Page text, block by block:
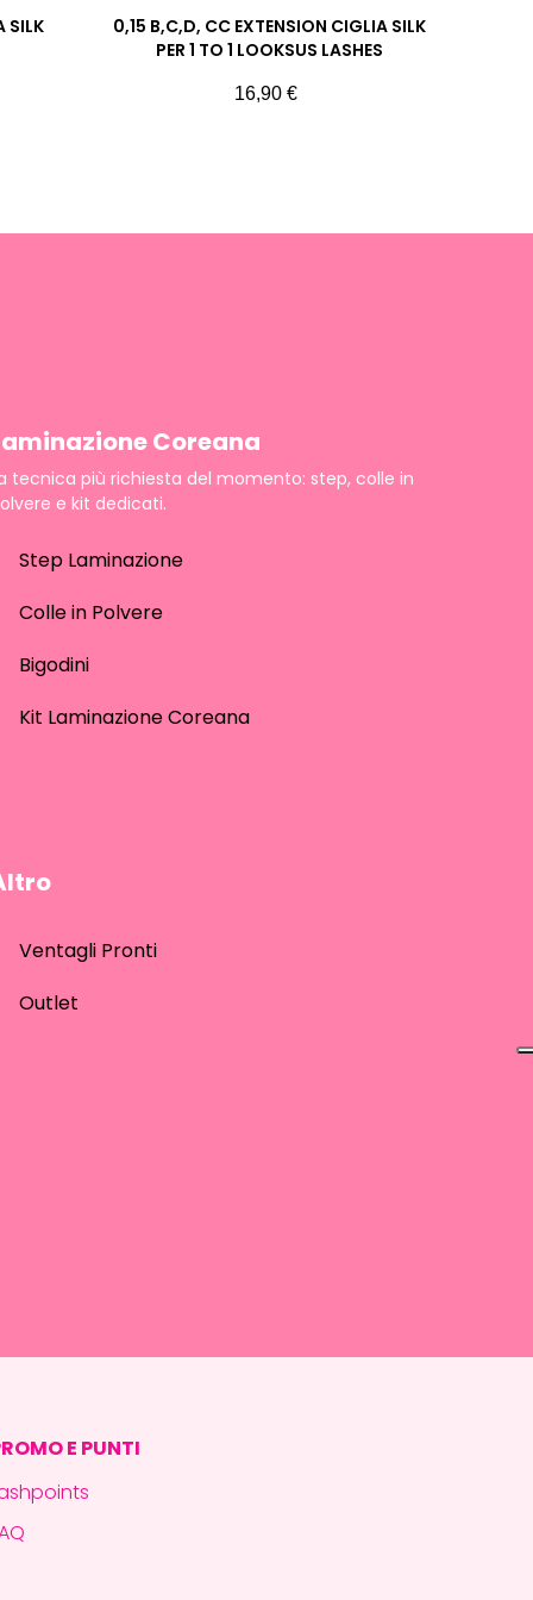
SILK
0,15 B,C,D, CC EXTENSION CIGLIA SILK
PER 1 TO 1 LOOKSUS LASHES
Prezzo
16,90 €
Coreana
tecnica più richiesta del momento: step, colle in
e kit dedicati.
Step Laminazione
Colle in Polvere
Bigodini
Kit Laminazione Coreana
Ventagli Pronti
Outlet
E PUNTI